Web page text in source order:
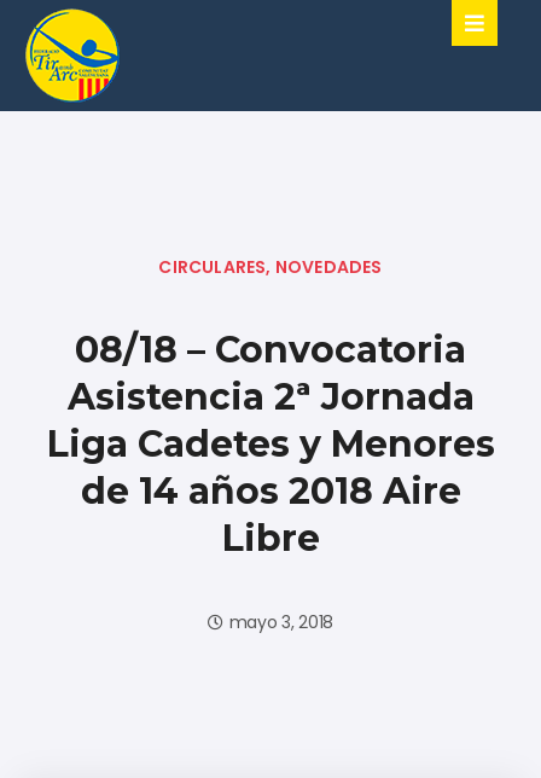
CIRCULARES, NOVEDADES
08/18 – Convocatoria
Asistencia 2ª Jornada
Liga Cadetes y Menores
de 14 años 2018 Aire
Libre
mayo 3, 2018